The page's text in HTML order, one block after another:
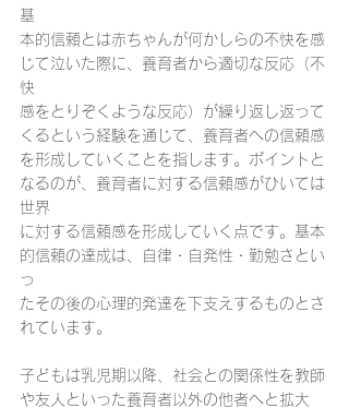
基
本的信頼とは赤ちゃんが何かしらの不快を感
じて泣いた際に、養育者から適切な反応（不
快
感をとりぞくような反応）が繰り返し返って
くるという経験を通じて、養育者への信頼感
を形成していくことを指します。ポイントと
なるのが、養育者に対する信頼感がひいては
世界
に対する信頼感を形成していく点です。基本
的信頼の達成は、自律・自発性・勤勉さとい
っ
たその後の心理的発達を下支えするものとさ
れています。
子どもは乳児期以降、社会との関係性を教師
や友人といった養育者以外の他者へと拡大